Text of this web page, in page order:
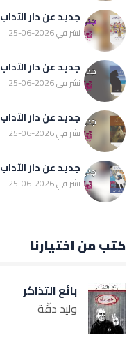
جديد عن دار الآداب
نشر في 2026-06-25
جديد عن دار الآداب
نشر في 2026-06-25
جديد عن دار الآداب
نشر في 2026-06-25
جديد عن دار الآداب
نشر في 2026-06-25
كتب من اختيارنا
بائع التذاكر
وليد دقّة